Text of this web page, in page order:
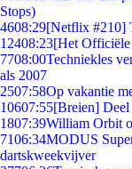
Stops)
4608:29[Netflix #210]
12408:23[Het Officiële
7708:00Techniekles
als 2007
2507:58Op vakantie
10607:55[Breien] Deel
1807:39William Orbit
7106:34MODUS
dartskweekvijver